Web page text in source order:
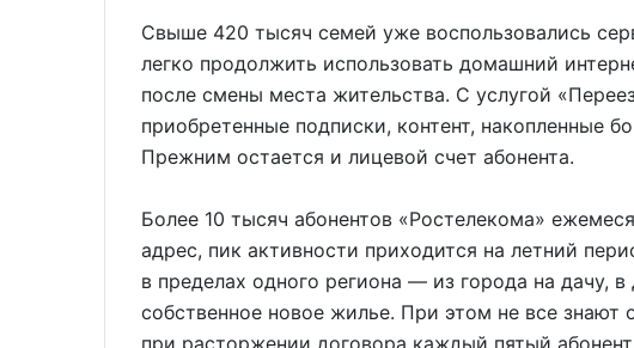
Свыше 420 тысяч семей уже воспользовались
легко продолжить использовать домашний
после смены места жительства. С услугой
приобретенные подписки, контент, накопленные
Прежним остается и лицевой счет абонента.
Более 10 тысяч абонентов «Ростелекома»
адрес, пик активности приходится на летний
в пределах одного региона — из города на дачу,
собственное новое жилье. При этом не все
при расторжении договора каждый пятый